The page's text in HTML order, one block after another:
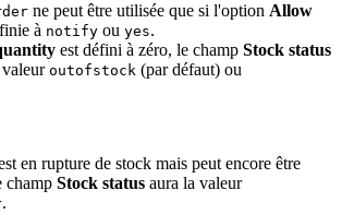
ne peut être utilisée que si l'option Allow
à notify ou yes.
est défini à zéro, le champ Stock status
outofstock (par défaut) ou
en rupture de stock mais peut encore être
champ Stock status aura la valeur
.